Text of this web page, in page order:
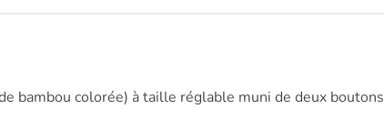
bambou colorée) à taille réglable muni de deux boutons